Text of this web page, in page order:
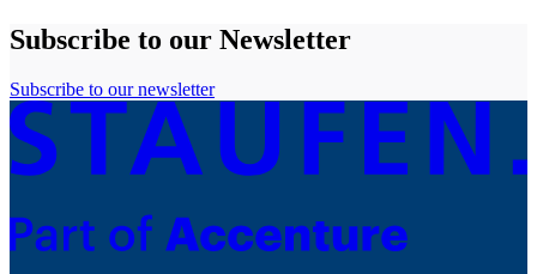
Subscribe to our Newsletter
Subscribe to our newsletter